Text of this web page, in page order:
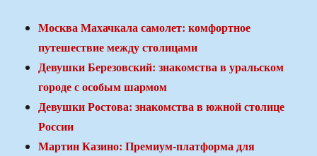
Москва Махачкала самолет: комфортное
путешествие между столицами
Девушки Березовский: знакомства в уральском
городе с особым шармом
Девушки Ростова: знакомства в южной столице
России
Мартин Казино: Премиум-платформа для